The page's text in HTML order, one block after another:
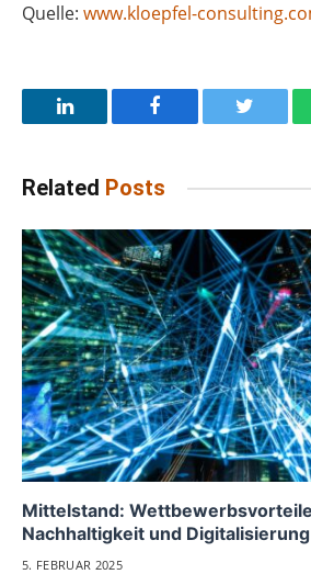
Quelle: www.kloepfel-
LinkedIn Facebook
Related Posts
Mittelstand:
Nachhaltigkeit und Digitalisierung
5. FEBRUAR 2025